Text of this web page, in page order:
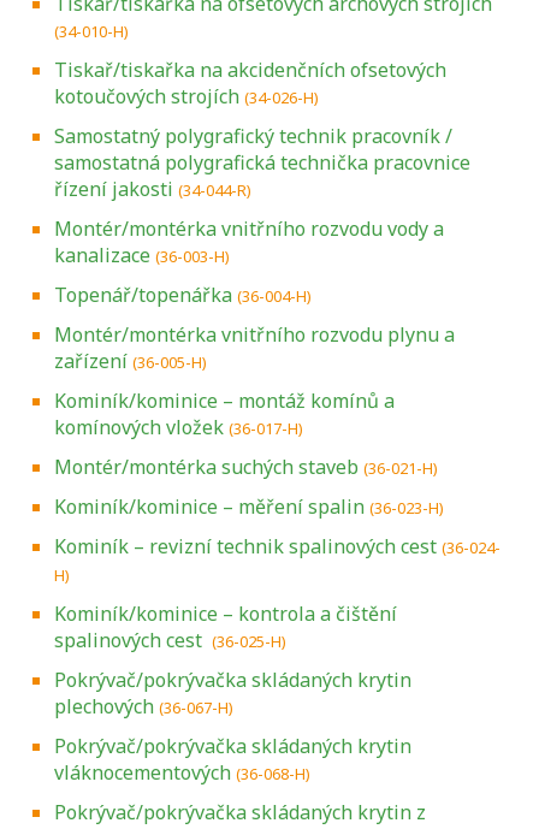
(34-010-H)
Tiskař/tiskařka na akcidenčních ofsetových
kotoučových strojích (34-026-H)
Samostatný polygrafický technik pracovník /
samostatná polygrafická technička pracovnice
řízení jakosti (34-044-R)
Montér/montérka vnitřního rozvodu vody a
kanalizace (36-003-H)
Topenář/topenářka (36-004-H)
Montér/montérka vnitřního rozvodu plynu a
zařízení (36-005-H)
Kominík/kominice – montáž komínů a
komínových vložek (36-017-H)
Montér/montérka suchých staveb (36-021-H)
Kominík/kominice – měření spalin (36-023-H)
Kominík – revizní technik spalinových cest (36-024-
H)
Kominík/kominice – kontrola a čištění
spalinových cest (36-025-H)
Pokrývač/pokrývačka skládaných krytin
plechových (36-067-H)
Pokrývač/pokrývačka skládaných krytin
vláknocementových (36-068-H)
Pokrývač/pokrývačka skládaných krytin z